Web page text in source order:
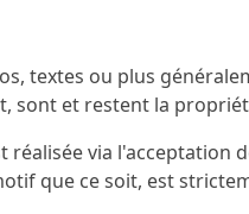
textes ou plus
et restent la
via l'acceptation
que ce soit, est